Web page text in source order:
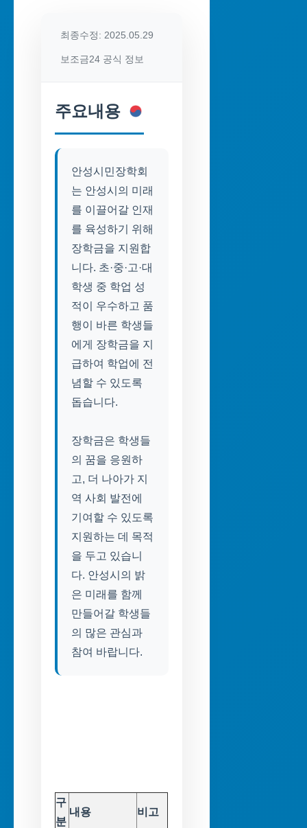
최종수정: 2025.05.29
보조금24 공식 정보
주요내용
안성시민장학회
는 안성시의 미래
를 이끌어갈 인재
를 육성하기 위해
장학금을 지원합
니다. 초·중·고·대
학생 중 학업 성
적이 우수하고 품
행이 바른 학생들
에게 장학금을 지
급하여 학업에 전
념할 수 있도록
돕습니다.
장학금은 학생들
의 꿈을 응원하
고, 더 나아가 지
역 사회 발전에
기여할 수 있도록
지원하는 데 목적
을 두고 있습니
다. 안성시의 밝
은 미래를 함께
만들어갈 학생들
의 많은 관심과
참여 바랍니다.
구
분
내용 비고